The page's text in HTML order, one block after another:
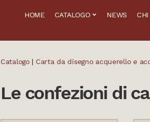
HOME CATALOGO NEWS
Catalogo| Carta da disegno acquerello e
Le confezioni di